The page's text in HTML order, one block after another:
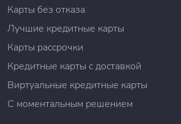
Карты без отказа
Лучшие кредитные карты
Карты рассрочки
Кредитные карты с доставкой
Виртуальные кредитные карты
С моментальным решением